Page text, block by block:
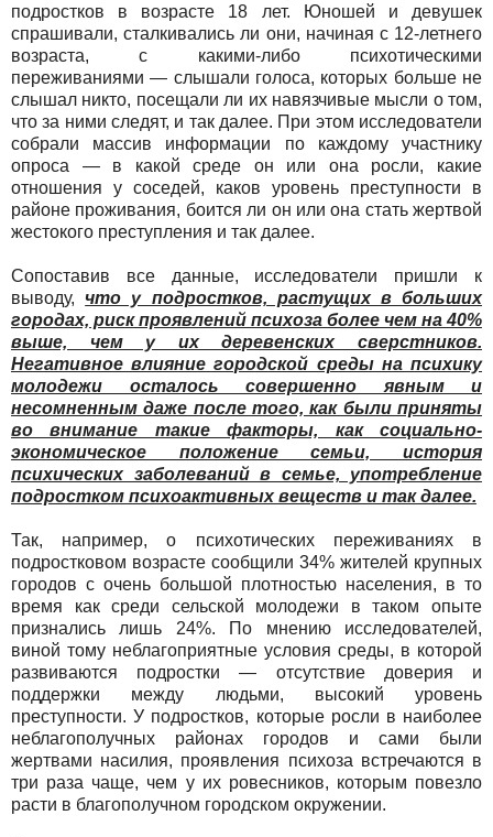
подростков в возрасте 18 лет. Юношей и девушек
спрашивали, сталкивались ли они, начиная с 12-летнего
возраста, с какими-либо психотическими
переживаниями — слышали голоса, которых больше не
слышал никто, посещали ли их навязчивые мысли о том,
что за ними следят, и так далее. При этом исследователи
собрали массив информации по каждому участнику
опроса — в какой среде он или она росли, какие
отношения у соседей, каков уровень преступности в
районе проживания, боится ли он или она стать жертвой
жестокого преступления и так далее.
Сопоставив все данные, исследователи пришли к
выводу,что у подростков, растущих в больших
городах, риск проявлений психоза более чем на 40%
выше, чем у их деревенских сверстников.
Негативное влияние городской среды на психику
молодежи осталось совершенно явным и
несомненным даже после того, как были приняты
во внимание такие факторы, как социально-
экономическое положение семьи, история
психических заболеваний в семье, употребление
подростком психоактивных веществ и так далее.
Так, например, о психотических переживаниях в
подростковом возрасте сообщили 34% жителей крупных
городов с очень большой плотностью населения, в то
время как среди сельской молодежи в таком опыте
признались лишь 24%. По мнению исследователей,
виной тому неблагоприятные условия среды, в которой
развиваются подростки — отсутствие доверия и
поддержки между людьми, высокий уровень
преступности. У подростков, которые росли в наиболее
неблагополучных районах городов и сами были
жертвами насилия, проявления психоза встречаются в
три раза чаще, чем у их ровесников, которым повезло
расти в благополучном городском окружении.